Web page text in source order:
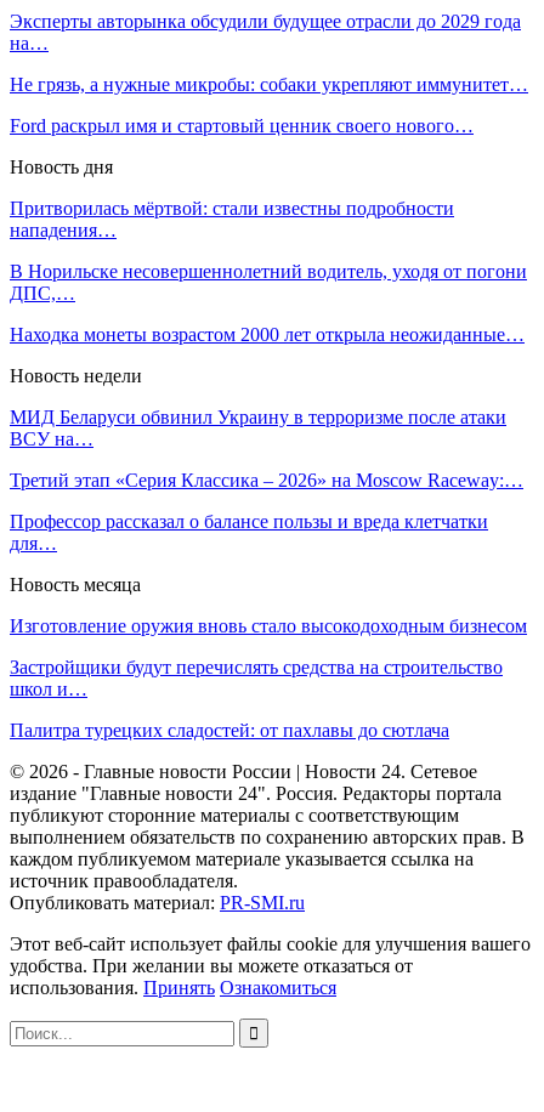
Эксперты авторынка обсудили будущее отрасли до 2029 года
на…
Не грязь, а нужные микробы: собаки укрепляют иммунитет…
Ford раскрыл имя и стартовый ценник своего нового…
Новость дня
Притворилась мёртвой: стали известны подробности
нападения…
В Норильске несовершеннолетний водитель, уходя от погони
ДПС,…
Находка монеты возрастом 2000 лет открыла неожиданные…
Новость недели
МИД Беларуси обвинил Украину в терроризме после атаки
ВСУ на…
Третий этап «Серия Классика – 2026» на Moscow Raceway:…
Профессор рассказал о балансе пользы и вреда клетчатки
для…
Новость месяца
Изготовление оружия вновь стало высокодоходным бизнесом
Застройщики будут перечислять средства на строительство
школ и…
Палитра турецких сладостей: от пахлавы до сютлача
© 2026 - Главные новости России | Новости 24. Сетевое
издание "Главные новости 24". Россия. Редакторы портала
публикуют сторонние материалы с соответствующим
выполнением обязательств по сохранению авторских прав. В
каждом публикуемом материале указывается ссылка на
источник правообладателя.
Опубликовать материал: PR-SMI.ru
Этот веб-сайт использует файлы cookie для улучшения вашего
удобства. При желании вы можете отказаться от
использования. Принять Ознакомиться